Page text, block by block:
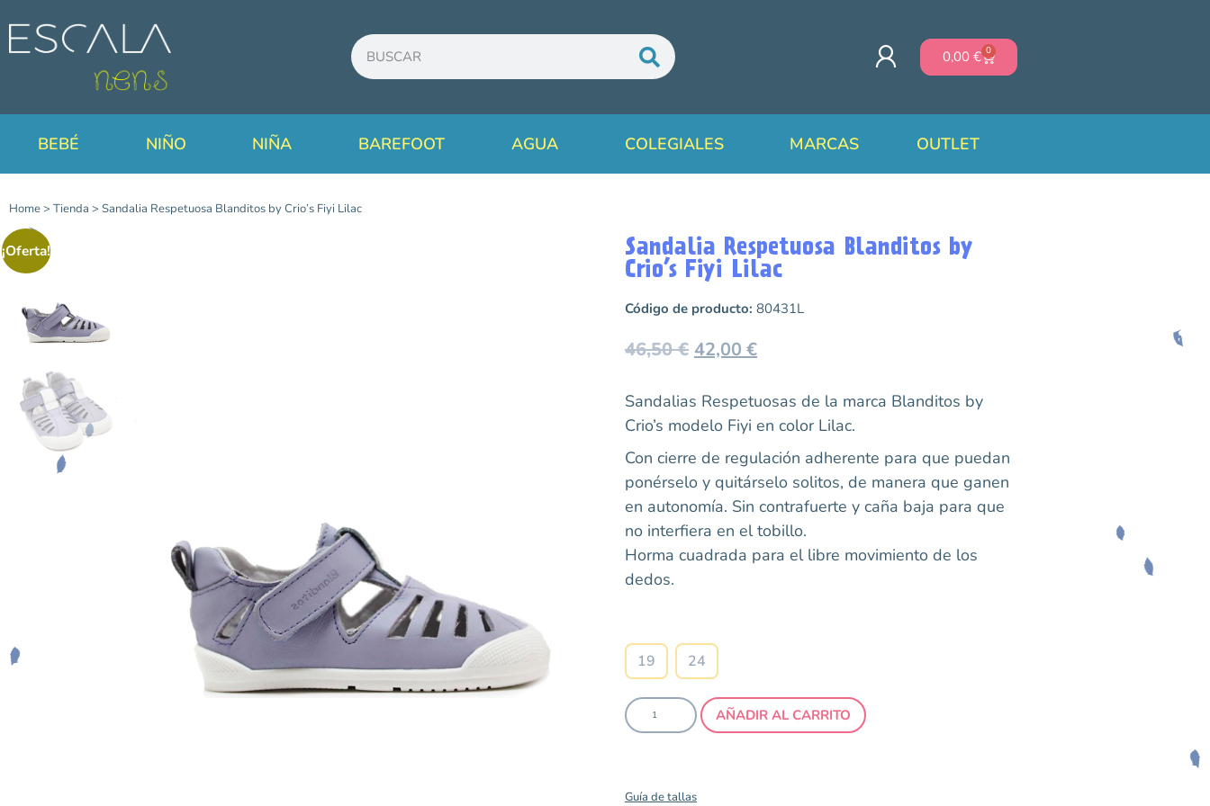
0,00 € 0
BEBÉ NIÑO NIÑA BAREFOOT AGUA COLEGIALES MARCAS OUTLET
Home> Tienda > Sandalia Respetuosa Blanditos by Crio’s Fiyi Lilac
¡Oferta! Sandalia Respetuosa Blanditos by
Crio’s Fiyi Lilac
Código de producto: 80431L
46,50€ 42,00 €
Sandalias Respetuosas de la marca Blanditos by
Crio’s modelo Fiyi en color Lilac.
Con cierre de regulación adherente para que puedan
ponérselo y quitárselo solitos, de manera que ganen
en autonomía. Sin contrafuerte y caña baja para que
no interfiera en el tobillo.
Horma cuadrada para el libre movimiento de los
dedos.
19 24
AÑADIR AL CARRITO
Guía de tallas